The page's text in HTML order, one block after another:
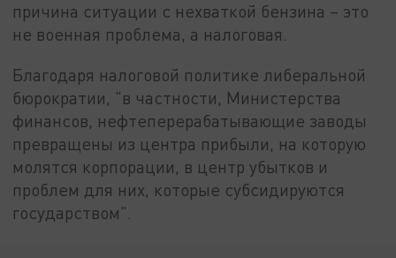
причина ситуации с нехваткой бензина – это
не военная проблема, а налоговая.
Благодаря налоговой политике либеральной
бюрократии, "в частности, Министерства
финансов, нефтеперерабатывающие заводы
превращены из центра прибыли, на которую
молятся корпорации, в центр убытков и
проблем для них, которые субсидируются
государством".